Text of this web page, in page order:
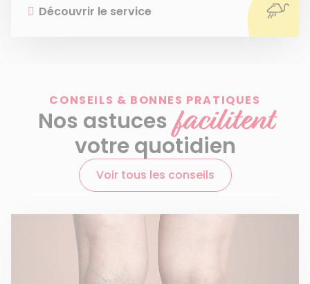
Découvrir le service
CONSEILS & BONNES PRATIQUES
Nos astucesfacilitent
votre quotidien
Voir tous les conseils